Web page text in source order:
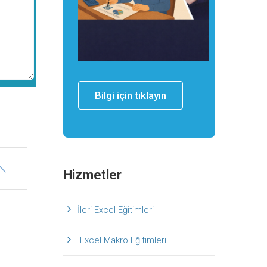
Bilgi için tıklayın
Hizmetler
İleri Excel Eğitimleri
Excel Makro Eğitimleri